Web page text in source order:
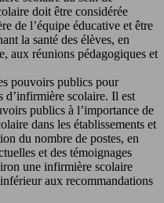
doit être considérée
de l’équipe éducative et être
la santé des élèves, en
aux réunions pédagogiques et
pouvoirs publics pour
d’infirmière scolaire. Il est
publics à l’importance de
dans les établissements et
du nombre de postes, en
et des témoignages
une infirmière scolaire
aux recommandations